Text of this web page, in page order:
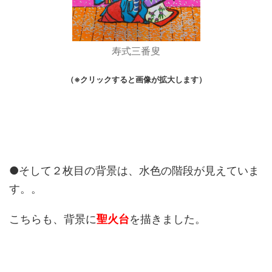
寿式三番叟
（※クリックすると画像が拡大します）
●そして２枚目の背景は、水色の階段が見えていま
す。。
こちらも、背景に聖火台を描きました。